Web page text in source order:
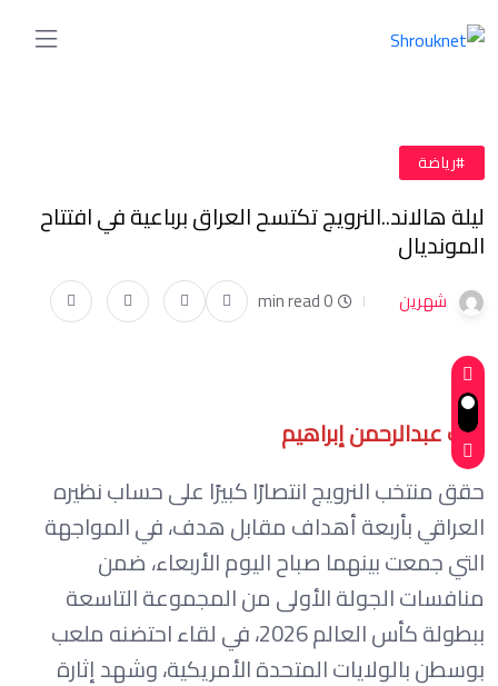
#رياضة
ليلة هالاند..النرويج تكتسح العراق برباعية في افتتاح
المونديال
شهرين 0 min read
كتب عبدالرحمن إبراهيم
حقق منتخب النرويج انتصارًا كبيرًا على حساب نظيره
العراقي بأربعة أهداف مقابل هدف، في المواجهة
التي جمعت بينهما صباح اليوم الأربعاء، ضمن
منافسات الجولة الأولى من المجموعة التاسعة
ببطولة كأس العالم 2026، في لقاء احتضنه ملعب
بوسطن بالولايات المتحدة الأمريكية، وشهد إثارة